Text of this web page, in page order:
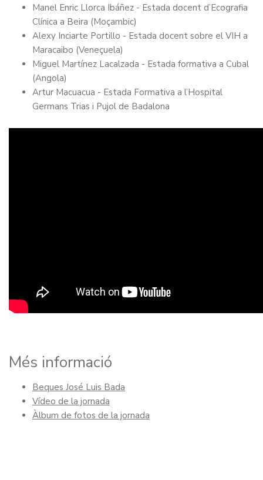
Manel Enric Llorca Ibáñez - Estada docent d’Ecografia
Clínica a Beira (Moçambic)
Alexy Inciarte Portillo - Estada docent sobre el VIH a
Maracaibo (Veneçuela)
Miguel Martínez Lacalzada - Estada formativa a Cubal
(Angola)
Artur Macuacua - Estada Formativa a l’Hospital
Germans Trias i Pujol de Badalona
Més informació
Beques José Luis Bada
Vídeo de la jornada
Àlbum de fotos de la jornada